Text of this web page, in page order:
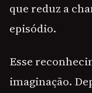
que reduz a
episódio.
Esse
imaginação.